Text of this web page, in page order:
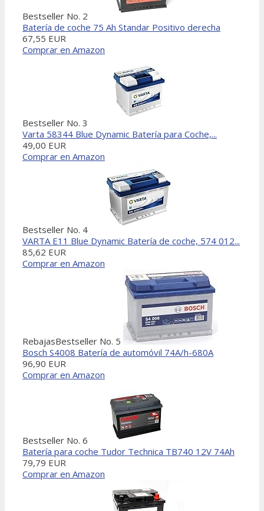
Bestseller No. 2
Batería de coche 75 Ah Standar Positivo derecha
67,55 EUR
Comprar en Amazon
Bestseller No. 3
Varta 58344 Blue Dynamic Batería para Coche,...
49,00 EUR
Comprar en Amazon
Bestseller No. 4
VARTA E11 Blue Dynamic Batería de coche, 574 012...
85,62 EUR
Comprar en Amazon
RebajasBestseller No. 5
Bosch S4008 Batería de automóvil 74A/h-680A
96,90 EUR
Comprar en Amazon
Bestseller No. 6
Batería para coche Tudor Technica TB740 12V 74Ah
79,79 EUR
Comprar en Amazon